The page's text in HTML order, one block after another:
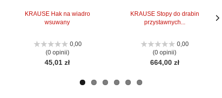
KRAUSE Hak na wiadro
wsuwany
0,00
(0 opinii)
45,01 zł
KRAUSE Stopy do drabin
przystawnych...
0,00
(0 opinii)
664,00 zł